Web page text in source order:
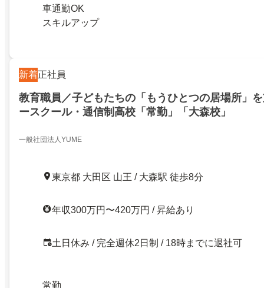
車通勤OK
スキルアップ
新着正社員
教育職員／子どもたちの「もうひとつの居場所」
ースクール・通信制高校「常勤」「大森校」
一般社団法人YUME
東京都 大田区 山王 / 大森駅 徒歩8分
年収300万円〜420万円 / 昇給あり
土日休み / 完全週休2日制 / 18時までに退社可
常勤